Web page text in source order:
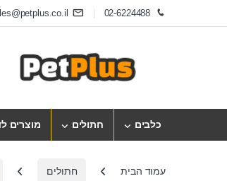
Skip to navigation
02-6224488
כלבים חתולים מוצרים
עמוד הבית חתולים